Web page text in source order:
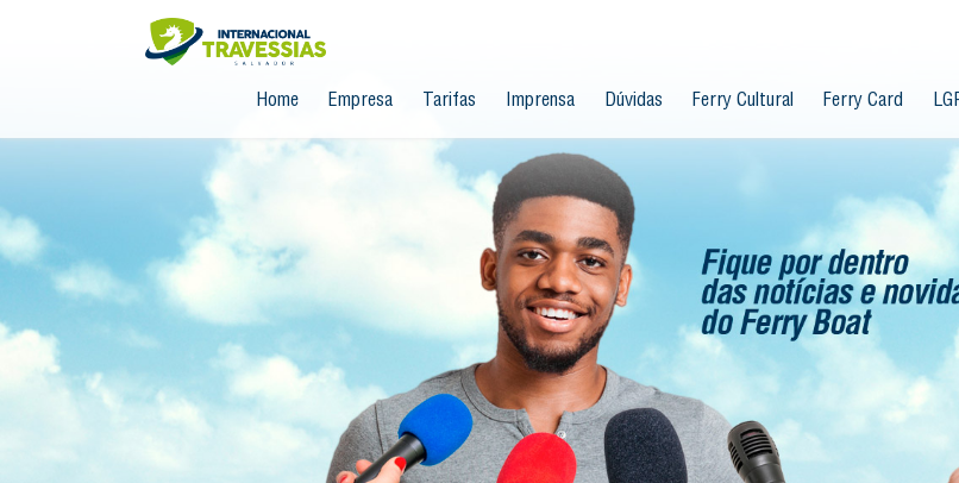
Home Empresa Tarifas Imprensa Dúvidas Ferry Cultural Ferry Card